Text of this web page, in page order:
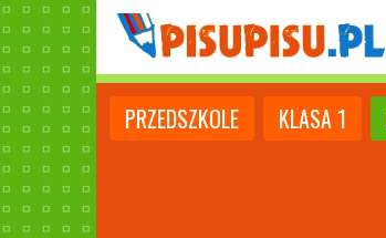
PRZEDSZKOLE KLASA 1